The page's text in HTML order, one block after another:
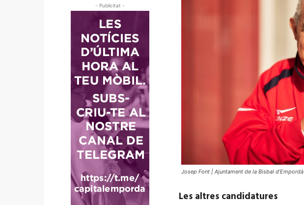
- Publicitat -
Josep Font | Ajuntament de la Bisbal d’Empordà
Les altres candidatures